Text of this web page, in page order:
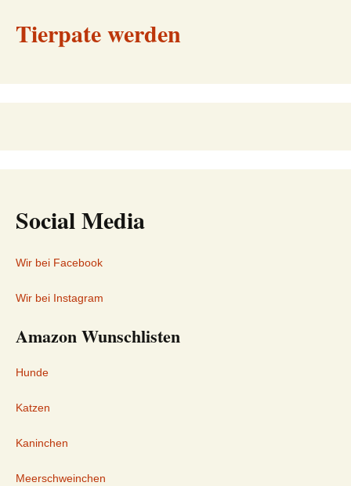
Tierpate werden
Social Media
Wir bei Facebook
Wir bei Instagram
Amazon Wunschlisten
Hunde
Katzen
Kaninchen
Meerschweinchen